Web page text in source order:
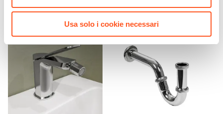
Usa solo i cookie necessari